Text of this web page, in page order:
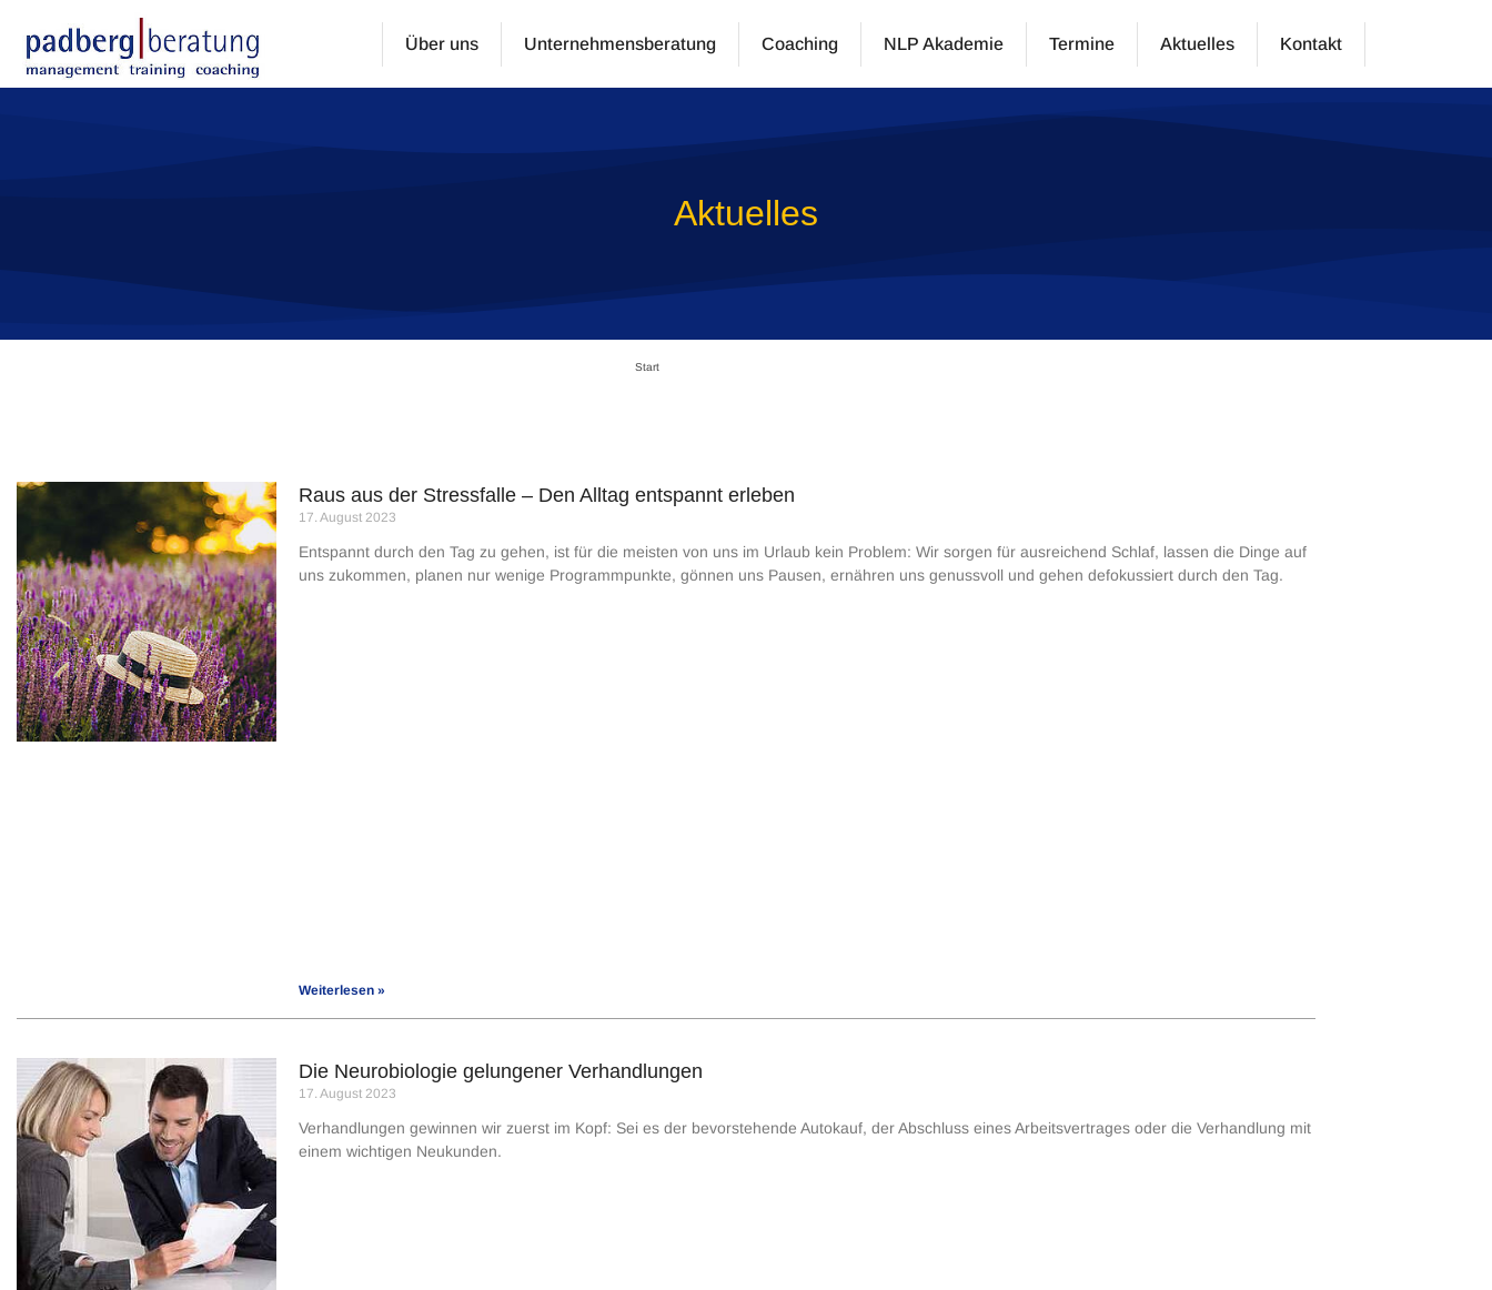
Über uns Unternehmensberatung Coaching NLP Akademie Termine Aktuelles Kontakt
Aktuelles
Start
Raus aus der Stressfalle – Den Alltag entspannt erleben
17. August 2023
Entspannt durch den Tag zu gehen, ist für die meisten von uns im Urlaub kein Problem: Wir sorgen für ausreichend Schlaf, lassen die Dinge auf
uns zukommen, planen nur wenige Programmpunkte, gönnen uns Pausen, ernähren uns genussvoll und gehen defokussiert durch den Tag.
Weiterlesen »
Die Neurobiologie gelungener Verhandlungen
17. August 2023
Verhandlungen gewinnen wir zuerst im Kopf: Sei es der bevorstehende Autokauf, der Abschluss eines Arbeitsver­trages oder die Verhandlung mit
einem wichti­gen Neukunden.